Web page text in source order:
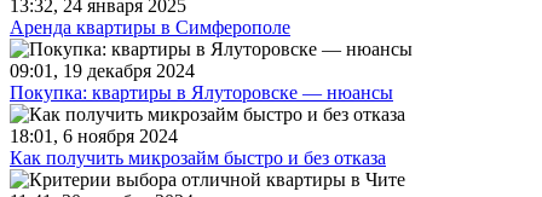
13:32, 24 января 2025
Аренда квартиры в Симферополе
09:01, 19 декабря 2024
Покупка: квартиры в Ялуторовске — нюансы
18:01, 6 ноября 2024
Как получить микрозайм быстро и без отказа